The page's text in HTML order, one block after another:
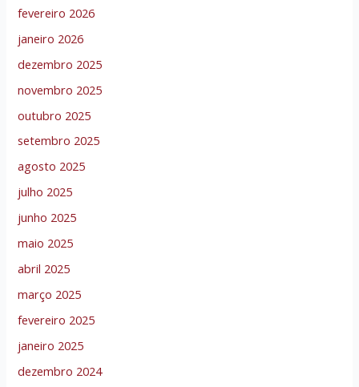
fevereiro 2026
janeiro 2026
dezembro 2025
novembro 2025
outubro 2025
setembro 2025
agosto 2025
julho 2025
junho 2025
maio 2025
abril 2025
março 2025
fevereiro 2025
janeiro 2025
dezembro 2024